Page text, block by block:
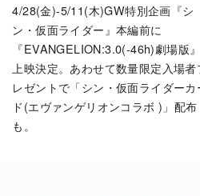
4/28(金)-5/11(木)GW特別企画『シ
ン・仮面ライダー』本編前に
『EVANGELION:3.0(-46h)劇場版』
上映決定。あわせて数量限定入場者
レゼントで「シン・仮面ライダーカ
ド(エヴァンゲリオンコラボ )」配布
も。